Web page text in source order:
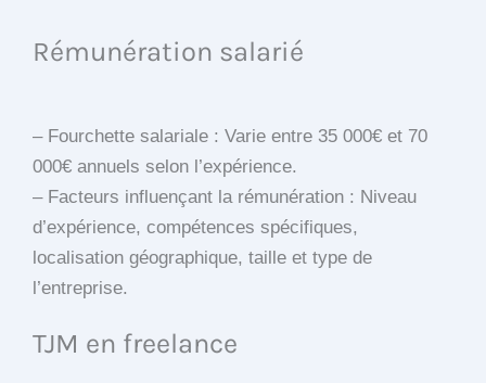
Rémunération salarié
– Fourchette salariale : Varie entre 35 000€ et 70
000€ annuels selon l’expérience.
– Facteurs influençant la rémunération : Niveau
d’expérience, compétences spécifiques,
localisation géographique, taille et type de
l’entreprise.
TJM en freelance